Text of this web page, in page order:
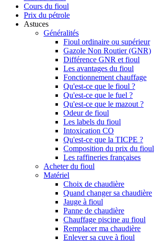
Cours du fioul
Prix du pétrole
Astuces
Généralités
Fioul ordinaire ou supérieur
Gazole Non Routier (GNR)
Différence GNR et fioul
Les avantages du fioul
Fonctionnement chauffage
Qu'est-ce que le fioul ?
Qu'est-ce que le fuel ?
Qu'est-ce que le mazout ?
Odeur de fioul
Les labels du fioul
Intoxication CO
Qu'est-ce que la TICPE ?
Composition du prix du fioul
Les raffineries françaises
Acheter du fioul
Matériel
Choix de chaudière
Quand changer sa chaudière
Jauge à fioul
Panne de chaudière
Chauffage piscine au fioul
Remplacer ma chaudière
Enlever sa cuve à fioul